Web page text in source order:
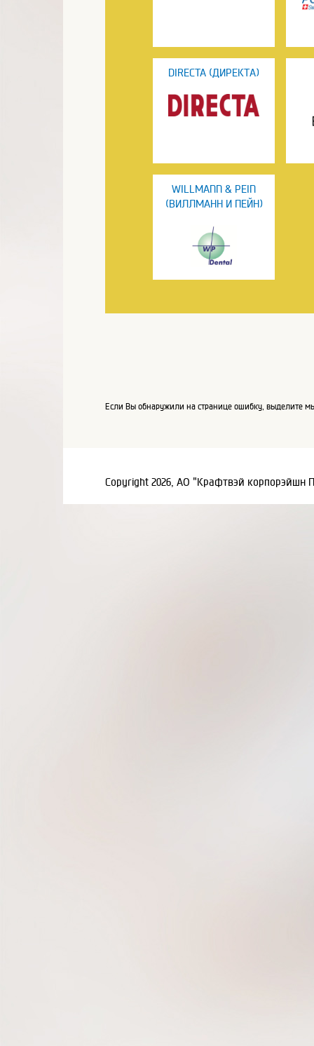
DIRECTA (ДИРЕКТА)
WILLMANN & PEIN
(ВИЛЛМАНН И ПЕЙН)
Если Вы обнаружили на странице ошибку, выделите
Copyright 2026, АО "Крафтвэй корпорэйшн